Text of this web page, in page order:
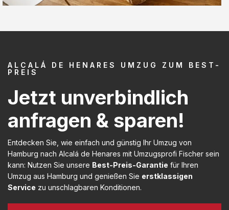
ALCALÁ DE HENARES UMZUG ZUM BEST-
PREIS
Jetzt unverbindlich
anfragen & sparen!
Entdecken Sie, wie einfach und günstig Ihr Umzug von
Hamburg nach Alcalá de Henares mit Umzugsprofi Fischer sein
kann: Nutzen Sie unsere Best-Preis-Garantie für Ihren
Umzug aus Hamburg und genießen Sie erstklassigen
Service zu unschlagbaren Konditionen.